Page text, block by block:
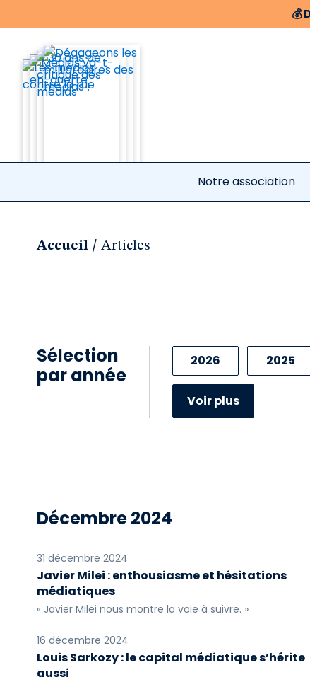
💰
Notre association
Accueil / Articles
Sélection
par année
2026 2025
2016
Voir plus
Décembre 2024
31 décembre 2024
Javier Milei : enthousiasme et hésitations
médiatiques
« Javier Milei nous montre la voie à suivre. »
16 décembre 2024
Louis Sarkozy : le capital médiatique s’hérite
aussi